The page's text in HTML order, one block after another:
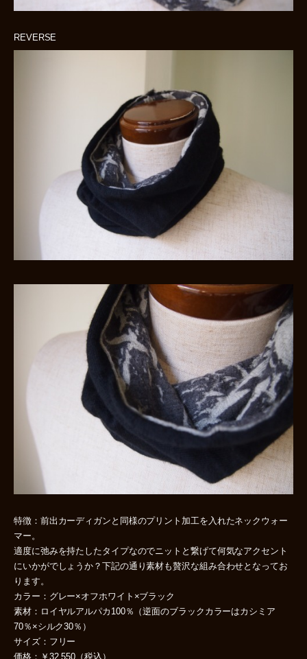
REVERSE
特徴：前出カーディガンと同様のプリント加工を入れたネックウォー
マー。
適度に弛みを持たしたタイプなのでニットと繋げて何気なアクセント
にいかがでしょうか？下記の通り素材も贅沢な組み合わせとなってお
ります。
カラー：グレー×オフホワイト×ブラック
素材：ロイヤルアルパカ100％（逆面のブラックカラーはカシミア
70％×シルク30％）
サイズ：フリー
価格：￥32,550（税込）